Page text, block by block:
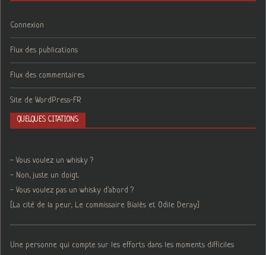
Connexion
Flux des publications
Flux des commentaires
Site de WordPress-FR
QUELQUES CITATIONS
- Vous voulez un whisky ?
- Non, juste un doigt.
- Vous voulez pas un whisky d'abord ?
[La cité de la peur, Le commissaire Bialès et Odile Deray.]
Une personne qui compte sur les efforts dans les moments difficiles